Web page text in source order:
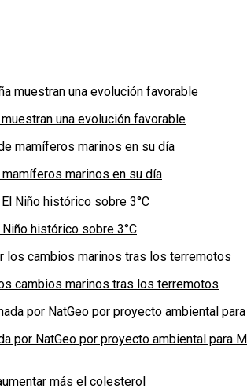
una evolución favorable
marinos en su día
histórico sobre 3°C
cambios marinos tras los terremotos
por NatGeo por proyecto ambiental para